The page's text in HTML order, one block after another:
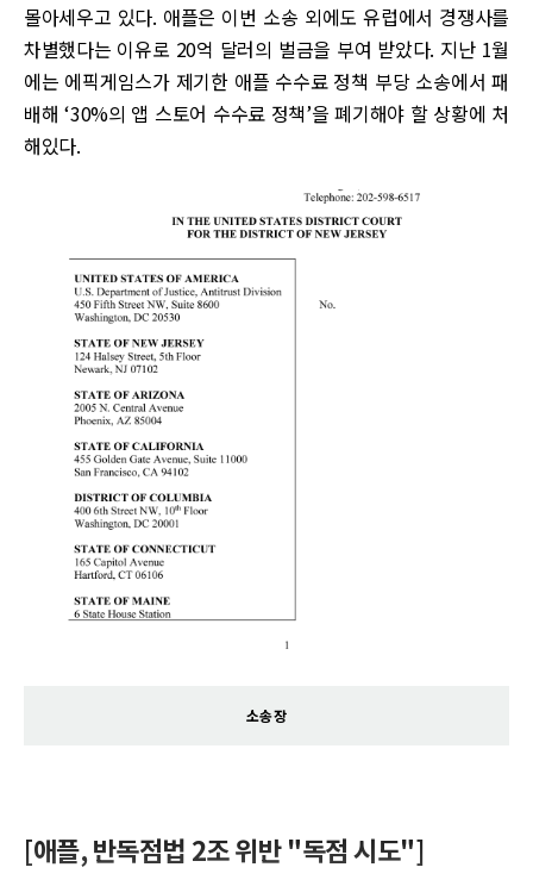
몰아세우고 있다. 애플은 이번 소송 외에도 유럽에서 경쟁사를
차별했다는 이유로 20억 달러의 벌금을 부여 받았다. 지난 1월
에는 에픽게임스가 제기한 애플 수수료 정책 부당 소송에서 패
배해 ‘30%의 앱 스토어 수수료 정책’을 폐기해야 할 상황에 처
해있다.
소송장
[애플, 반독점법 2조 위반 "독점 시도"]